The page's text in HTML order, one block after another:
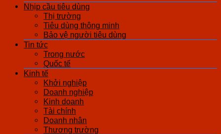
Nhịp cầu tiêu dùng
Thị trường
Tiêu dùng thông minh
Bảo vệ người tiêu dùng
Tin tức
Trong nước
Quốc tế
Kinh tế
Khởi nghiệp
Doanh nghiệp
Kinh doanh
Tài chính
Doanh nhân
Thương trường